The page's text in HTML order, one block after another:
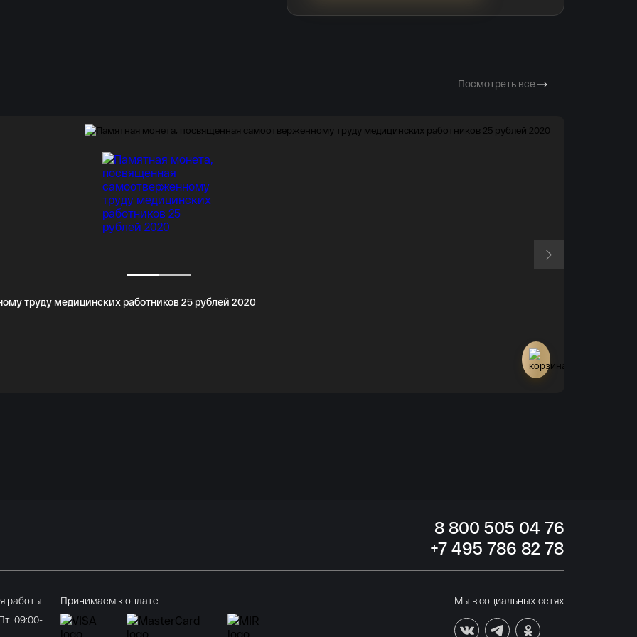
Посмотреть все
труду медицинских работников 25 рублей 2020
8 800 505 04 76
+7 495 786 82 78
работы
09:00-
Принимаем к оплате Мы в социальных сетях